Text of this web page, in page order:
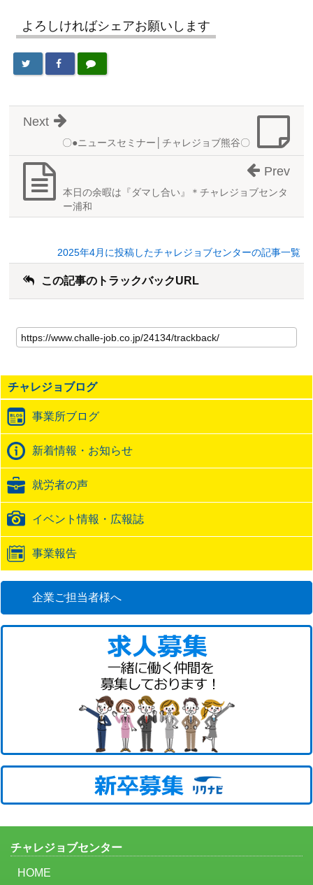
よろしければシェアお願いします
〇●ニュースセミナー│チャレジョブ熊谷〇
Next
本日の余暇は『ダマし合い』＊チャレジョブセンタ
ー浦和
Prev
2025年4月に投稿したチャレジョブセンターの記事一覧
この記事のトラックバックURL
の
記
の
ト
ッ
ク
バ
ッ
ク
URL
チャレジョブログ
事業所ブログ
新着情報・お知らせ
就労者の声
イベント情報・広報誌
事業報告
企業ご担当者様へ
チャレジョブセンター
HOME